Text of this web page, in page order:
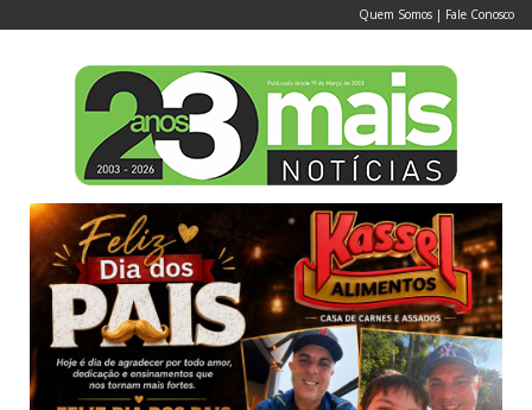
Quem Somos | Fale Conosco